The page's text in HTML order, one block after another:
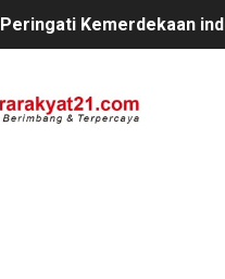
Peringati Kemerdekaan
Kapolres Sanggau AKBP